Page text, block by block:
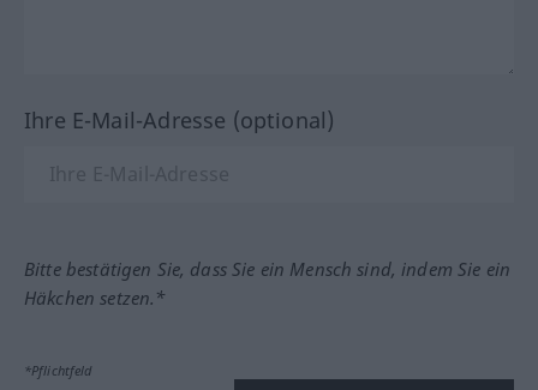
Ihre E-Mail-Adresse (optional)
Bitte bestätigen Sie, dass Sie ein Mensch sind, indem Sie ein
Häkchen setzen.*
*Pflichtfeld